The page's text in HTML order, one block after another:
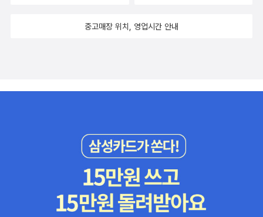
중고매장 위치, 영업시간 안내